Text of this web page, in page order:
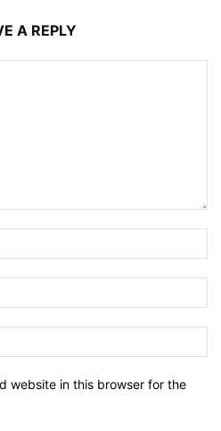
A REPLY
website in this browser for the